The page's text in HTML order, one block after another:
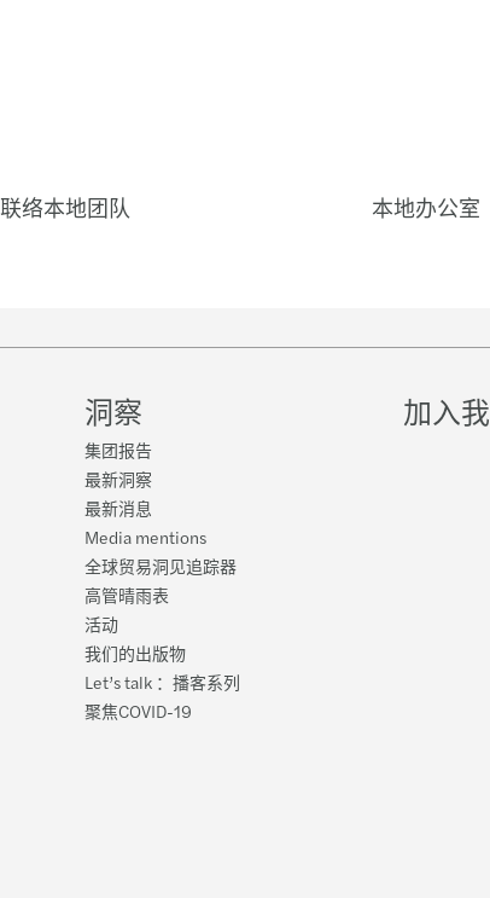
“5G
保
电信
中东
监
技
研讨
转让
重
联络本地团队 本地办公室
洞察
集团报告
最新洞察
最新消息
Media mentions
全球贸易洞见追踪器
高管晴雨表
活动
我们的出版物
Let’s talk ：播客系列
聚焦COVID-19
加入